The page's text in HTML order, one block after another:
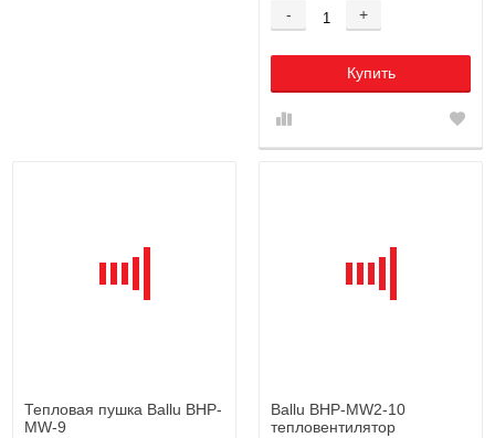
- +
Купить
Тепловая пушка Ballu BHP-
MW-9
Ballu BHP-MW2-10
тепловентилятор